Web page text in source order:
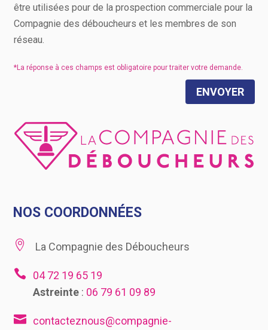
être utilisées pour de la prospection commerciale pour la
Compagnie des déboucheurs et les membres de son
réseau.
ENVOYER
NOS COORDONNÉES
 La Compagnie des Déboucheurs

04 72 19 65 19
Astreinte: 06 79 61 09 89
 contacteznous@compagnie-